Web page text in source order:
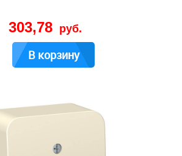
303,78 руб.
В корзину